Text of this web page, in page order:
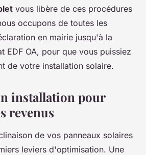
vous libère de ces procédures
occupons de toutes les
en mairie jusqu'à la
EDF OA, pour que vous puissiez
de votre installation solaire.
installation pour
revenus
de vos panneaux solaires
leviers d'optimisation. Une